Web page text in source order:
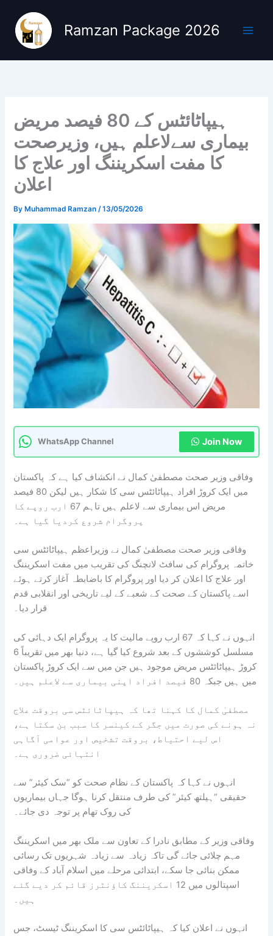
content
Ramzan Package 2026
ہیپاٹائٹس کے 80 فیصد مریض
بیماری سےلاعلم ہیں، وزیرصحت
کا مفت اسکریننگ اور علاج کا
اعلان
By Muhammad Ramzan/13/05/2026
WhatsApp Channel Join Now
وفاقی وزیر صحت مصطفیٰ کمال نے انکشاف کیا ہے کہ پاکستان
میں ایک کروڑ افراد ہیپاٹائٹس سی کا شکار ہیں لیکن 80 فیصد
مریض اس بیماری سے لاعلم ہیں تاہم 67 ارب روپے کا
پروگرام شروع کردیا گیا ہے۔
وفاقی وزیر صحت مصطفیٰ کمال نے وزیراعظم ہیپاٹائٹس سی
خاتمہ پروگرام کی سافٹ لانچنگ کی تقریب میں مفت اسکریننگ
اور علاج کا اعلان کر دیا اور پروگرام کا باضابطہ آغاز کرتے ہوئے
اسے پاکستان کے صحت کے شعبے کے لیے تاریخی اور انقلابی قدم
قرار دیا۔
انہوں نے کہا کہ 67 ارب روپے مالیت کا یہ پروگرام ایک دہائی کی
مسلسل کوششوں کے بعد شروع کیا گیا ہے، دنیا بھر میں تقریباً 6
کروڑ ہیپاٹائٹس مریض موجود ہیں جن میں سے ایک کروڑ پاکستان
میں ہیں جبکہ 80 فیصد افراد اپنی بیماری سے لاعلم ہیں۔
مصطفیٰ کمال کا کہنا تھا کہ ہیپاٹائٹس سی بروقت علاج
نہ ہونے کی صورت میں جگر کے کینسر کا سبب بن سکتا ہے،
اس لیے احتیاط، بروقت تشخیص اور عوامی آگاہی
انتہائی ضروری ہے۔
انہوں نے کہا کہ پاکستان کے نظام صحت کو “سک کیئر” سے
حقیقی “ہیلتھ کیئر” کی طرف منتقل کرنا ہوگا جہاں بیماریوں
کی روک تھام پر توجہ دی جائے۔
وفاقی وزیر کے مطابق نادرا کے تعاون سے ملک بھر میں اسکریننگ
مہم چلائی جائے گی تاکہ زیادہ سے زیادہ شہریوں تک رسائی
ممکن بنائی جا سکے، ابتدائی مرحلے میں اسلام آباد کے وفاقی
اسپتالوں میں 12 اسکریننگ کاؤنٹرز قائم کر دیے گئے
ہیں۔
انہوں نے اعلان کیا کہ ہیپاٹائٹس سی کا اسکریننگ ٹیسٹ، جس